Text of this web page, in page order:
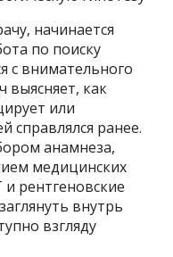
начинается
по поиску
с внимательного
выясняет, как
или
справлялся ранее.
анамнеза,
медицинских
рентгеновские
внутрь
взгляду